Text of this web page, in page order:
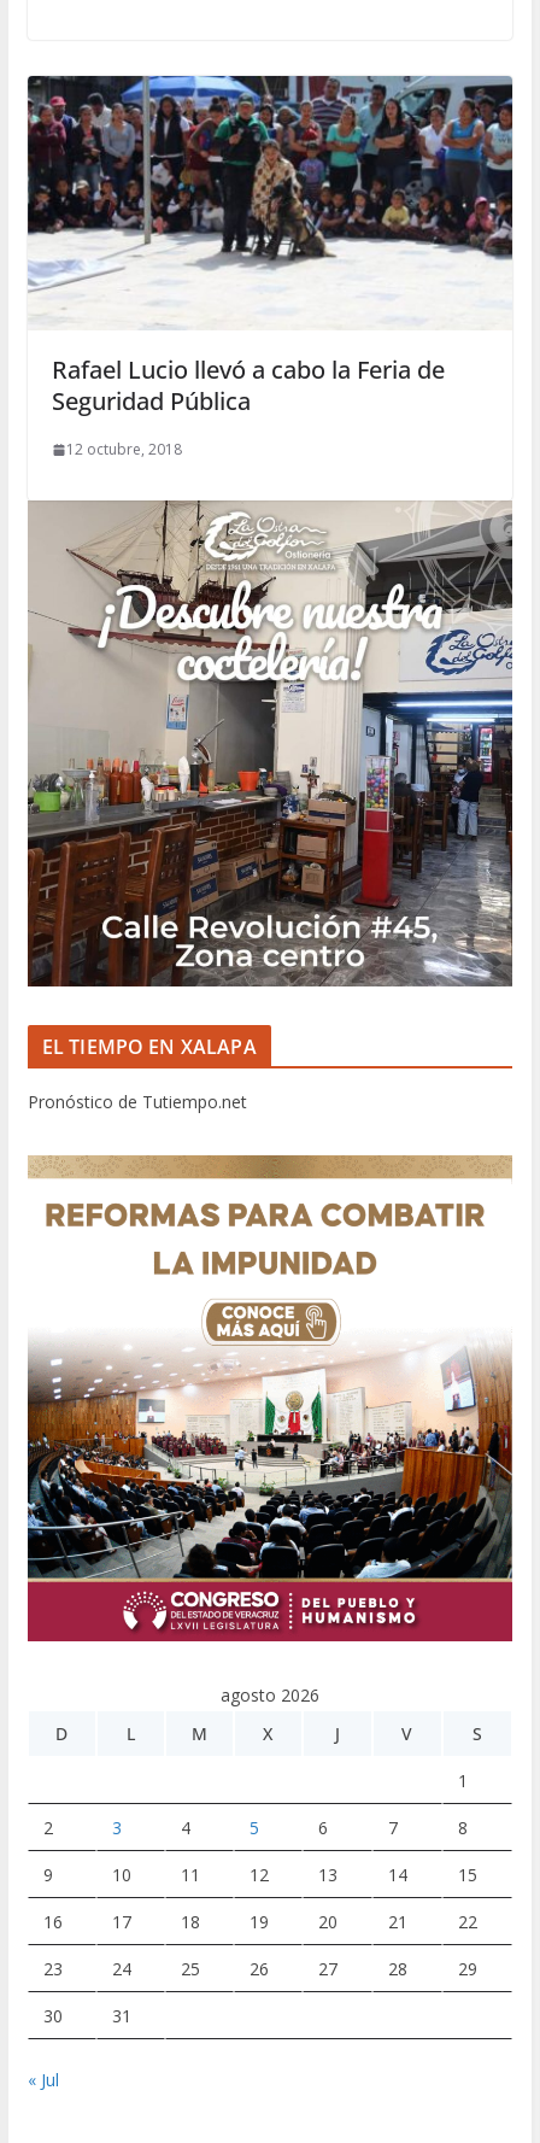
Rafael Lucio llevó a cabo la Feria de
Seguridad Pública
12 octubre, 2018
EL TIEMPO EN XALAPA
Pronóstico de Tutiempo.net
agosto 2026
D
L M X J V S
1
2 3 4 5 6 7 8
9 10 11 12 13 14 15
16 17 18 19 20 21 22
23 24 25 26 27 28 29
30 31
« Jul